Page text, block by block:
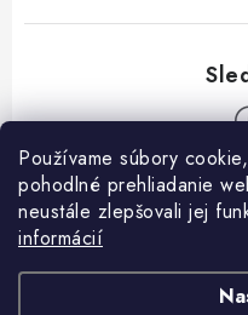
Používame súbory
pohodlné prehliadanie
neustále zlepšovali jej
informácií
Informácie pre vás